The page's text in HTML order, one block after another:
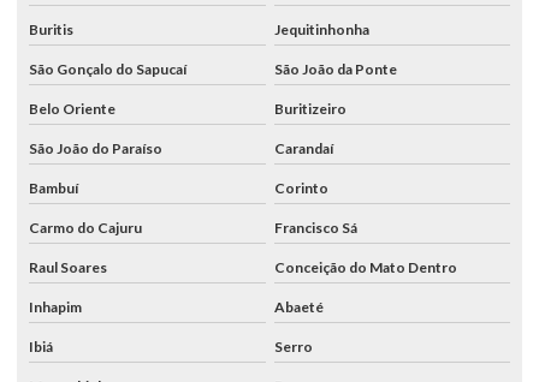
Buritis Jequitinhonha
São Gonçalo do Sapucaí São João da Ponte
Belo Oriente Buritizeiro
São João do Paraíso Carandaí
Bambuí Corinto
Carmo do Cajuru Francisco Sá
Raul Soares Conceição do Mato Dentro
Inhapim Abaeté
Ibiá Serro